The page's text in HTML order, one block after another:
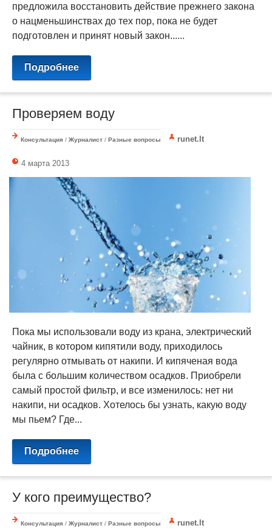
предложила восстановить действие прежнего закона
о нацменьшинствах до тех пор, пока не будет
подготовлен и принят новый закон......
Подробнее
Проверяем воду
Консультация / Журналист / Разные вопросы runet.lt
4 марта 2013
Пока мы использовали воду из крана, электрический
чайник, в котором кипятили воду, приходилось
регулярно отмывать от накипи. И кипяченая вода
была с большим количеством осадков. Приобрели
самый простой фильтр, и все изменилось: нет ни
накипи, ни осадков. Хотелось бы узнать, какую воду
мы пьем? Где...
Подробнее
У кого преимущество?
Консультация / Журналист / Разные вопросы runet.lt